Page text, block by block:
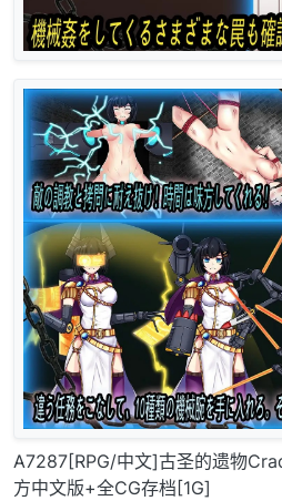
A7287[RPG/中文]古圣的遗物
方中文版+全CG存档[1G]